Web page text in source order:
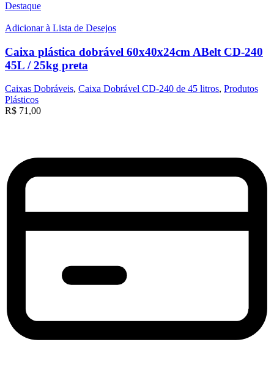
Destaque
Adicionar à Lista de Desejos
Caixa plástica dobrável 60x40x24cm ABelt CD-240
45L / 25kg preta
Caixas Dobráveis, Caixa Dobrável CD-240 de 45 litros, Produtos
Plásticos
R$ 71,00